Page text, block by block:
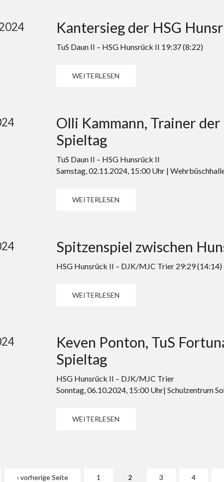
Kantersieg der HSG
TuS Daun II – HSG Hunsrück II 19:37 (8:22)
WEITERLESEN
Olli Kammann, Trainer
Spieltag
TuS Daun II – HSG Hunsrück II
Samstag, 02.11.2024, 15:00 Uhr |
WEITERLESEN
Spitzenspiel zwischen
HSG Hunsrück II – DJK/MJC Trier 29:29 (14:14)
WEITERLESEN
Keven Ponton, TuS
Spieltag
HSG Hunsrück II – DJK/MJC Trier
Sonntag, 06.10.2024, 15:00 Uhr| Schulzentrum
WEITERLESEN
‹ vorherige Seite 1 2 3 4